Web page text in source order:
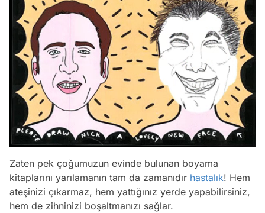
Zaten pek çoğumuzun evinde bulunan boyama
kitaplarını yarılamanın tam da zamanıdır hastalık! Hem
ateşinizi çıkarmaz, hem yattığınız yerde yapabilirsiniz,
hem de zihninizi boşaltmanızı sağlar.